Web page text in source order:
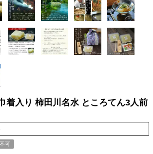
着入り 柿田川名水 ところてん3人前
可